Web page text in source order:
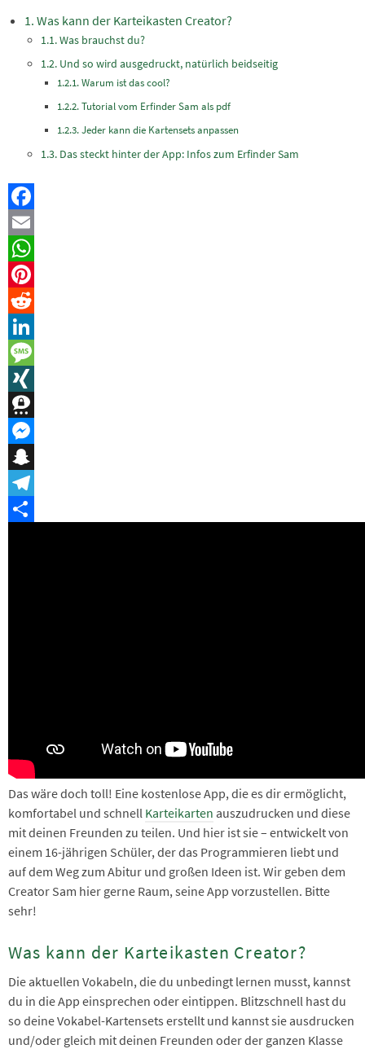
Was kann der Karteikasten Creator?
Was brauchst du?
Und so wird ausgedruckt, natürlich beidseitig
Warum ist das cool?
Tutorial vom Erfinder Sam als pdf
Jeder kann die Kartensets anpassen
Das steckt hinter der App: Infos zum Erfinder Sam
Facebook
Email
WhatsApp
Pinterest
Reddit
LinkedIn
Message
XING
Threema
Messenger
Snapchat
Telegram
Das wäre doch toll! Eine kostenlose App, die es dir ermöglicht,
komfortabel und schnell Karteikarten auszudrucken und diese
mit deinen Freunden zu teilen. Und hier ist sie – entwickelt von
einem 16-jährigen Schüler, der das Programmieren liebt und
auf dem Weg zum Abitur und großen Ideen ist. Wir geben dem
Creator Sam hier gerne Raum, seine App vorzustellen. Bitte
sehr!
Was kann der Karteikasten Creator?
Die aktuellen Vokabeln, die du unbedingt lernen musst, kannst
du in die App einsprechen oder eintippen. Blitzschnell hast du
so deine Vokabel-Kartensets erstellt und kannst sie ausdrucken
und/oder gleich mit deinen Freunden oder der ganzen Klasse